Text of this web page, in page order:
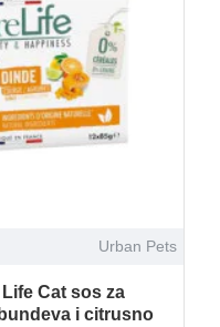
Urban Pets
Cat sos za
i citrusno